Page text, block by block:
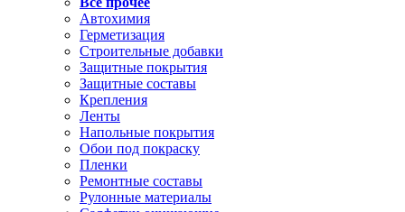
Автохимия
Герметизация
Строительные добавки
Защитные покрытия
Защитные составы
Крепления
Ленты
Напольные покрытия
Обои под покраску
Пленки
Ремонтные составы
Рулонные материалы